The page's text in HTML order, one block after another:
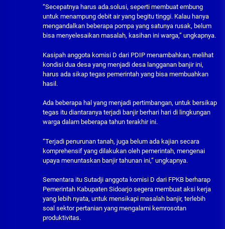
“Secepatnya harus ada.solusi, seperti membuat embung
untuk menampung debit air yang begitu tinggi. Kalau hanya
mengandalkan beberapa pompa yang satunya rusak, belum
bisa menyelesaikan masalah, kasihan ini warga,” ungkapnya.
Kasipah anggota komisi D dari PDIP menambahkan, melihat
kondisi dua desa yang menjadi desa langganan banjir ini,
harus ada sikap tegas pemerintah yang bisa membuahkan
hasil.
Ada beberapa hal yang menjadi pertimbangan, untuk bersikap
tegas itu diantaranya terjadi banjir berhari hari di lingkungan
warga dalam beberapa tahun terakhir ini.
“Terjadi penurunan tanah, juga belum ada kajian secara
komprehensif yang dilakukan oleh pemerintah, mengenai
upaya menuntaskan banjir tahunan ini,” ungkapnya.
Sementara itu Sutadji anggota komisi D dari FPKB berharap
Pemerintah Kabupaten Sidoarjo segera membuat aksi kerja
yang lebih nyata, untuk mensikapi masalah banjir, terlebih
soal sektor pertanian yang mengalami kemrosotan
produktivitas.